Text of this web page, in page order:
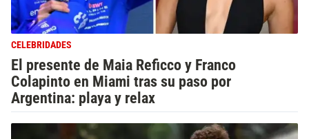
CELEBRIDADES
El presente de Maia Reficco y Franco
Colapinto en Miami tras su paso por
Argentina: playa y relax